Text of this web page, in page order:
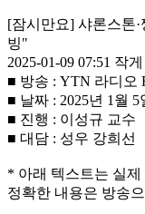
[잠시만요] 샤론스톤
빙"
2025-01-09 07:51 작게
■ 방송 : YTN 라디오
■ 날짜 : 2025년 1월
■ 진행 : 이성규 교수
■ 대담 : 성우 강희선
* 아래 텍스트는 실
정확한 내용은 방송